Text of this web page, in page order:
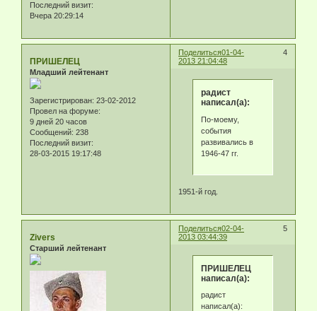
Последний визит:
Вчера 20:29:14
Поделиться 4
01-04-
2013 21:04:48
ПРИШЕЛЕЦ
Младший лейтенант
Зарегистрирован: 23-02-2012
Провел на форуме:
9 дней 20 часов
Сообщений: 238
Последний визит:
28-03-2015 19:17:48
радист
написал(а):
По-моему,
события
развивались в
1946-47 гг.
1951-й год.
Поделиться 5
02-04-
2013 03:44:39
Zivers
Старший лейтенант
ПРИШЕЛЕЦ
написал(а):
радист
написал(а):